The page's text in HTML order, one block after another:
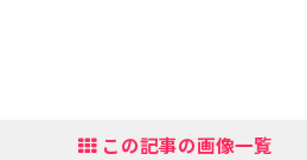
この記事の画像一覧